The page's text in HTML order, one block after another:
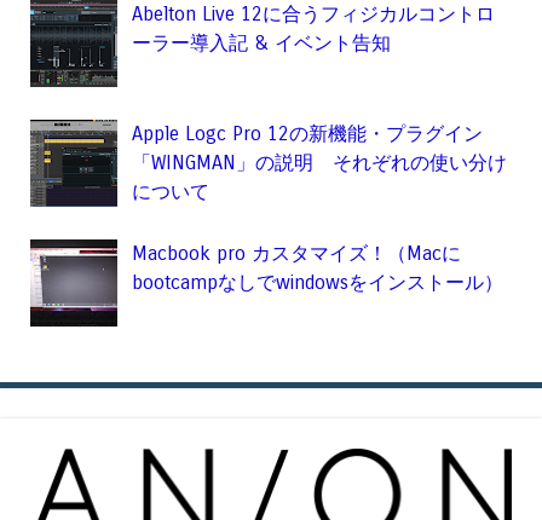
Abelton Live 12に合うフィジカルコントロ
ーラー導入記 & イベント告知
Apple Logc Pro 12の新機能・プラグイン
「WINGMAN」の説明 それぞれの使い分け
について
Macbook pro カスタマイズ！（Macに
bootcampなしでwindowsをインストール）